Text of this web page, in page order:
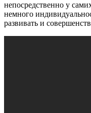
непосредственно у
немного
развивать и